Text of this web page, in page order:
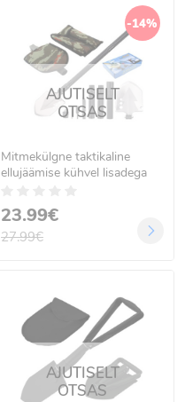
-14%
AJUTISELT
OTSAS
Mitmekülgne taktikaline
ellujäämise kühvel lisadega
23.99€
27.99€
AJUTISELT
OTSAS